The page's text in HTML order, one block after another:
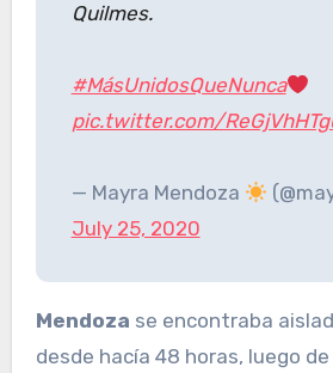
Quilmes.
#MásUnidosQueNunca
pic.twitter.com/
— Mayra Mendoza
July 25, 2020
Mendoza se encontraba
desde hacía 48 horas, luego